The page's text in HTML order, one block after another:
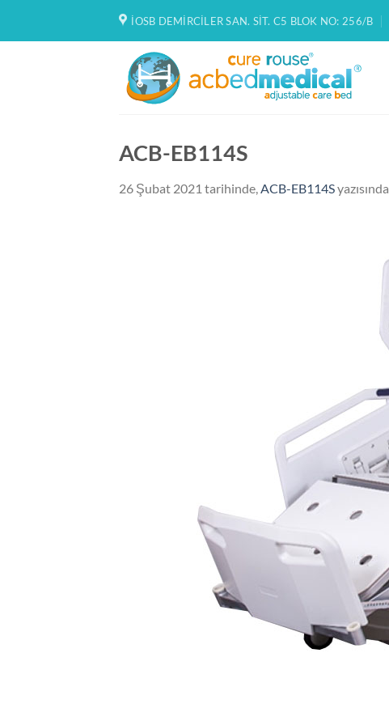
İOSB DEMIRCILER SAN. SIT. C5 BLOK NO: 256/B
ACB-EB114S
26 Şubat 2021 tarihinde, ACB-EB114Syazısında,